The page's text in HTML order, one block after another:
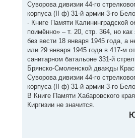
Суворова дивизии 44-го
корпуса (II ф) 31-й армии 3-го
- Книге Памяти Калининградской
поимённо» – т. 20, стр. 364, но
без вести 18 января 1945 года, а
или 29 января 1945 года в 417-м
санитарном батальоне 331-й
Брянско-Смоленской дважды
Суворова дивизии 44-го
корпуса (II ф) 31-й армии 3-го
В Книге Памяти Хабаровского
Киргизии не значится.